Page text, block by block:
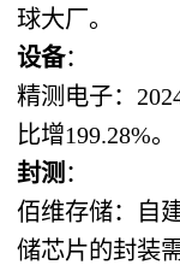
球大厂。
设备：
精测电子：
比增199.28%。
封测 ：
佰维存储：自
储芯片的封装